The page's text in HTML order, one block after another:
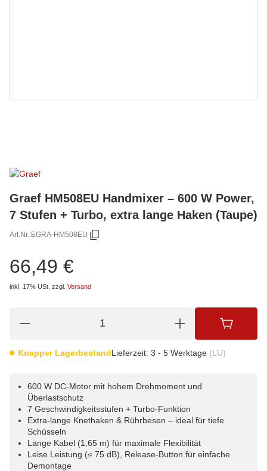
Graef HM508EU Handmixer – 600 W Power,
7 Stufen + Turbo, extra lange Haken (Taupe)
Art.Nr.:EGRA-HM508EU
66,49 €
inkl. 17% USt. zzgl. Versand
Knapper LagerbestandLieferzeit: 3 - 5 Werktage (LU)
600 W DC-Motor mit hohem Drehmoment und
Überlastschutz
7 Geschwindigkeitsstufen + Turbo-Funktion
Extra-lange Knethaken & Rührbesen – ideal für tiefe
Schüsseln
Lange Kabel (1,65 m) für maximale Flexibilität
Leise Leistung (≤ 75 dB), Release-Button für einfache
Demontage